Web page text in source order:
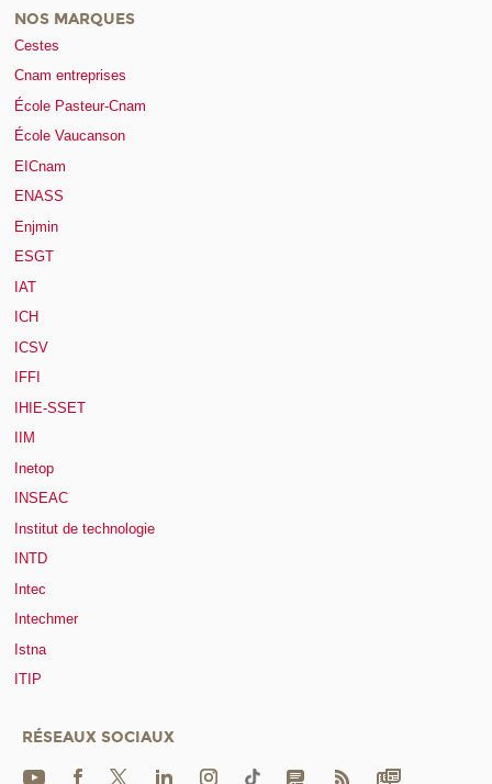
NOS MARQUES
Cestes
Cnam entreprises
École Pasteur-Cnam
École Vaucanson
EICnam
ENASS
Enjmin
ESGT
IAT
ICH
ICSV
IFFI
IHIE-SSET
IIM
Inetop
INSEAC
Institut de technologie
INTD
Intec
Intechmer
Istna
ITIP
RÉSEAUX SOCIAUX